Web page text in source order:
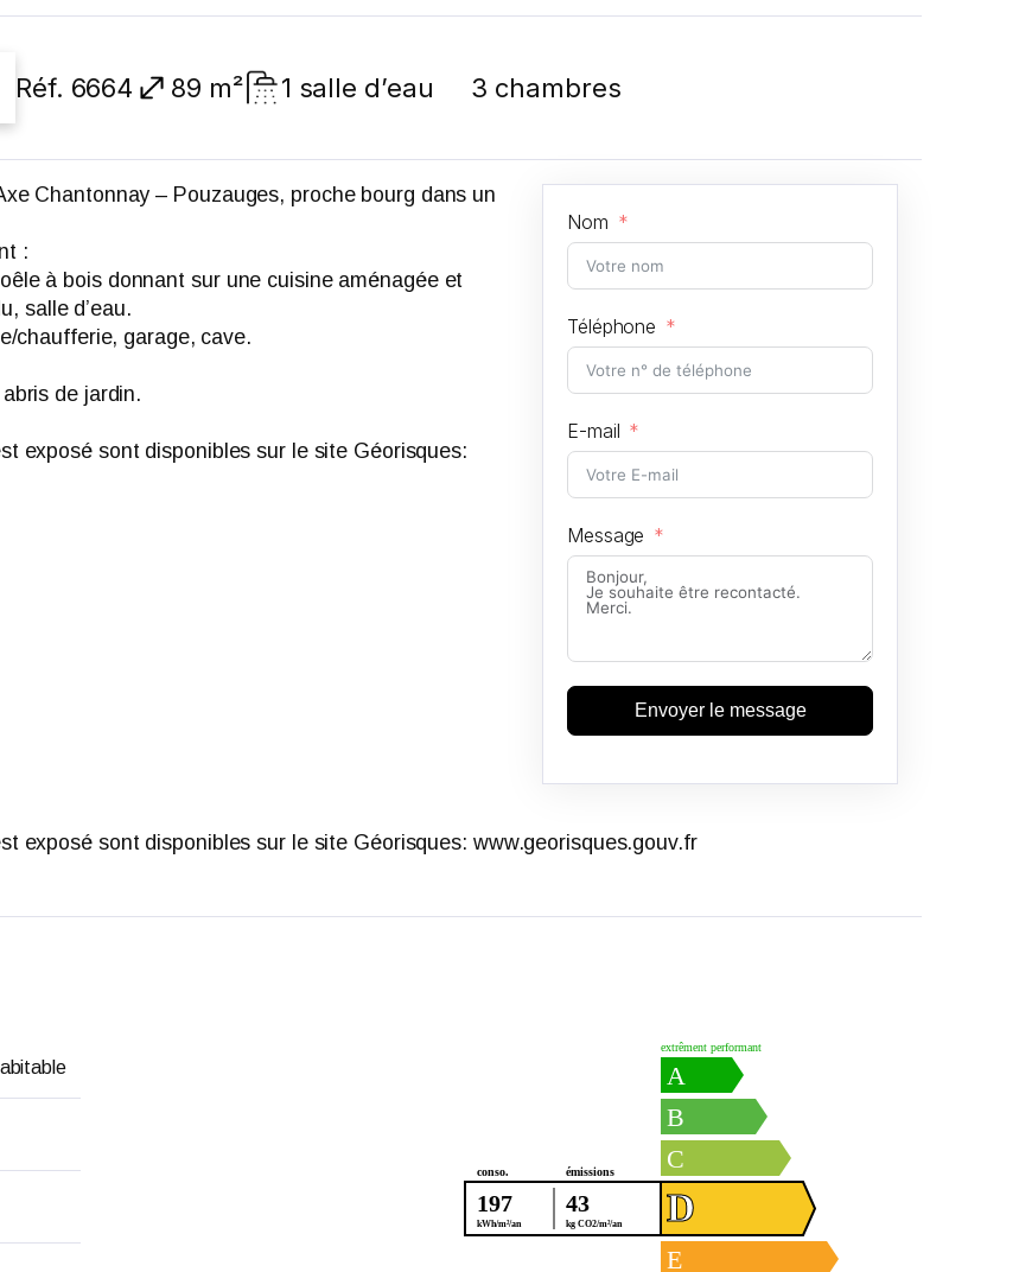
Réf. 6664 89 m² 1 salle d’eau 3 chambres
Chantonnay – Pouzauges, proche bourg dans un
:
à bois donnant sur une cuisine aménagée et
salle d’eau.
chaufferie, garage, cave.
de jardin.
exposé sont disponibles sur le site Géorisques:
Nom
Téléphone
E-mail
Message
Envoyer le message
exposé sont disponibles sur le site Géorisques: www.georisques.gouv.fr